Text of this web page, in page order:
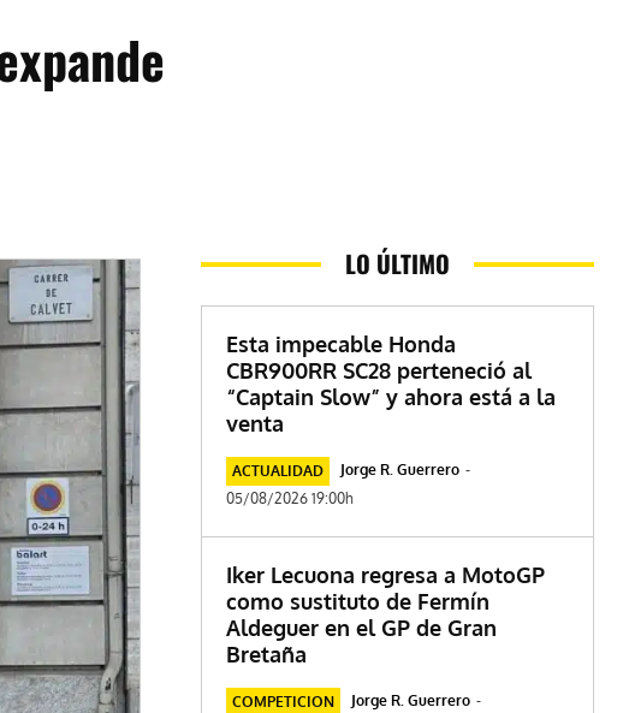
LO ÚLTIMO
Esta impecable Honda
CBR900RR SC28 perteneció al
“Captain Slow” y ahora está a la
venta
ACTUALIDAD Jorge R. Guerrero -
05/08/2026 19:00h
Iker Lecuona regresa a MotoGP
como sustituto de Fermín
Aldeguer en el GP de Gran
Bretaña
COMPETICION Jorge R. Guerrero -